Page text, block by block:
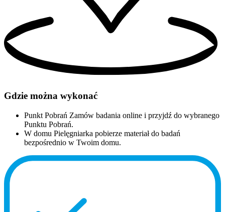
Gdzie można wykonać
Punkt Pobrań Zamów badania online i przyjdź do wybranego
Punktu Pobrań.
W domu Pielęgniarka pobierze materiał do badań
bezpośrednio w Twoim domu.